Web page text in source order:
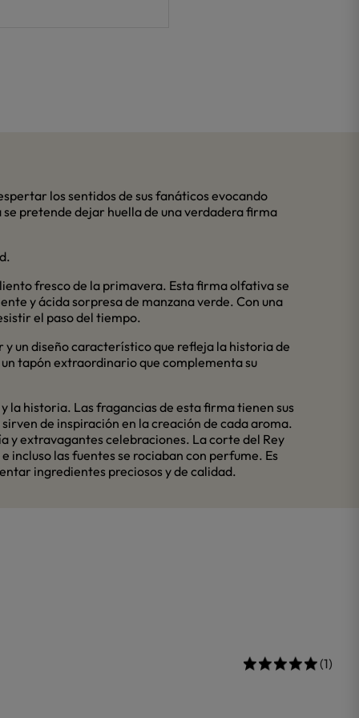
los sentidos de sus fanáticos evocando
pretende dejar huella de una verdadera firma
fresco de la primavera. Esta firma olfativa se
y ácida sorpresa de manzana verde. Con una
el paso del tiempo.
y un diseño característico que refleja la historia de
tapón extraordinario que complementa su
la historia. Las fragancias de esta firma tienen sus
de inspiración en la creación de cada aroma.
y extravagantes celebraciones. La corte del Rey
incluso las fuentes se rociaban con perfume. Es
ingredientes preciosos y de calidad.
(1)